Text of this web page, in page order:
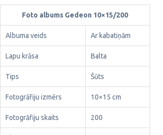
Foto albums Gedeon 10×15/200
Albuma veids Ar kabatiņām
Lapu krāsa Balta
Tips Šūts
Fotogrāfiju izmērs 10×15 cm
Fotogrāfiju skaits 200